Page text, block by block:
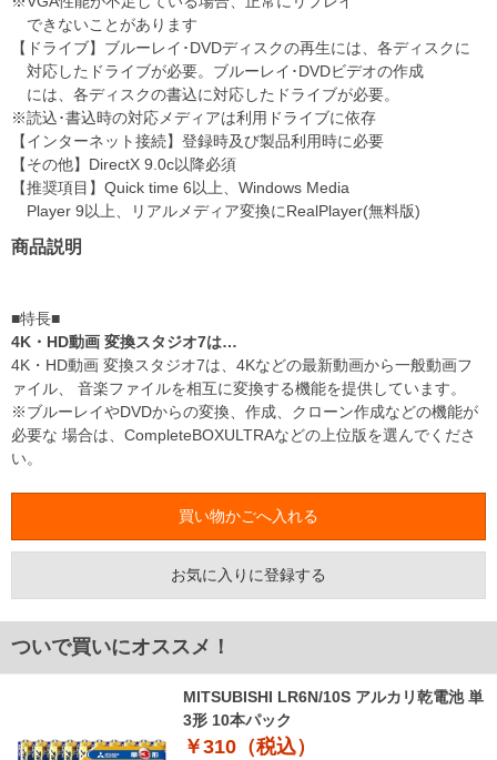
できないことがあります
【ドライブ】ブルーレイ･DVDディスクの再生には、各ディスクに
対応したドライブが必要。ブルーレイ･DVDビデオの作成
には、各ディスクの書込に対応したドライブが必要。
※読込･書込時の対応メディアは利用ドライブに依存
【インターネット接続】登録時及び製品利用時に必要
【その他】DirectX 9.0c以降必須
【推奨項目】Quick time 6以上、Windows Media
Player 9以上、リアルメディア変換にRealPlayer(無料版)
商品説明
■特長■
4K・HD動画 変換スタジオ7は…
4K・HD動画 変換スタジオ7は、4Kなどの最新動画から一般動画フ
ァイル、 音楽ファイルを相互に変換する機能を提供しています。
※ブルーレイやDVDからの変換、作成、クローン作成などの機能が
必要な 場合は、CompleteBOXULTRAなどの上位版を選んでくださ
い。
お気に入りに登録する
ついで買いにオススメ！
MITSUBISHI LR6N/10S アルカリ乾電池 単
3形 10本パック
￥310（税込）